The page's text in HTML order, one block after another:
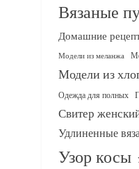
Вязаные
Домашние
Модели из меланжа
Модели из
Одежда для полных
Свитер
Удлиненные
Узор косы